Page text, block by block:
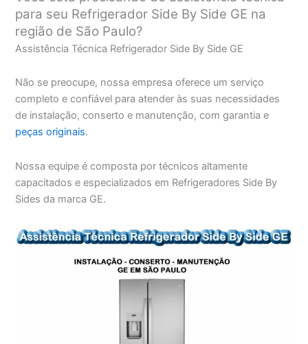
para seu Refrigerador Side By Side GE na
região de São Paulo?
Assistência Técnica Refrigerador Side By Side GE
Não se preocupe, nossa empresa oferece um serviço
completo e confiável para atender às suas necessidades
de instalação, conserto e manutenção, com garantia e
peças originais.
Nossa equipe é composta por técnicos altamente
capacitados e especializados em Refrigeradores Side By
Sides da marca GE.